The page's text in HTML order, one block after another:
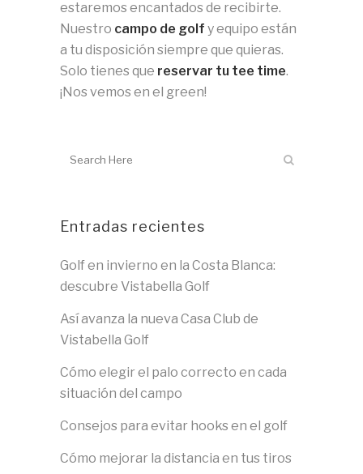
estaremos encantados de recibirte.
Nuestro campo de golf y equipo están
a tu disposición siempre que quieras.
Solo tienes que reservar tu tee time.
¡Nos vemos en el green!
Entradas recientes
Golf en invierno en la Costa Blanca:
descubre Vistabella Golf
Así avanza la nueva Casa Club de
Vistabella Golf
Cómo elegir el palo correcto en cada
situación del campo
Consejos para evitar hooks en el golf
Cómo mejorar la distancia en tus tiros